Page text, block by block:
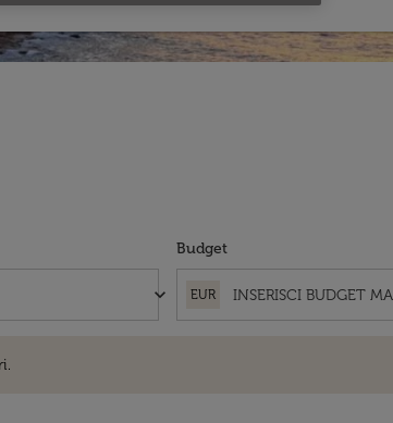
keyboard_arrow_down
Budget
EUR